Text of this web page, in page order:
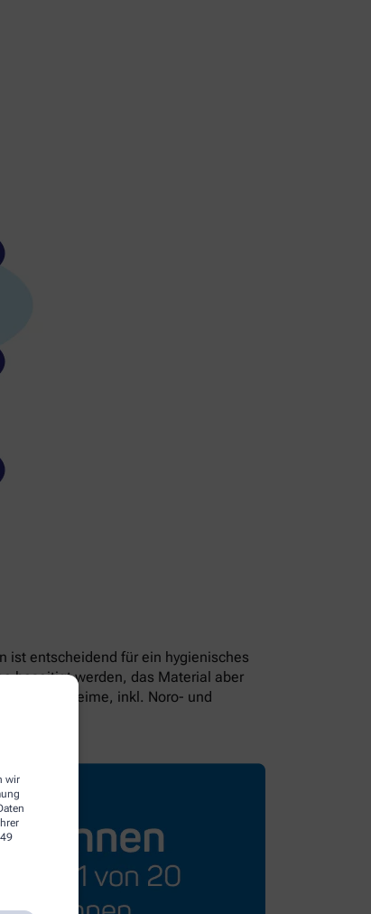
wir
ist entscheidend für ein hygienisches
beseitigt werden, das Material aber
aller Keime, inkl. Noro- und